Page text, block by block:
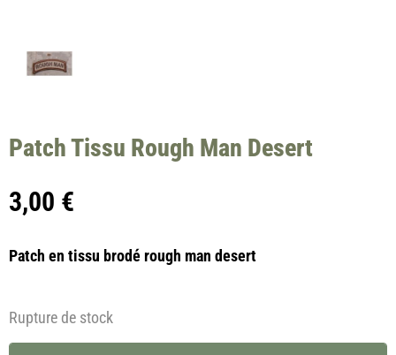
Patch Tissu Rough Man Desert
3,00 €
Patch en tissu brodé rough man desert
Rupture de stock